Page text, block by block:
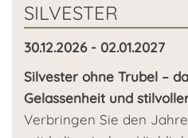
SILVESTER
30.12.2026 - 02.01.2027
Silvester ohne Trubel –
Gelassenheit und
Verbringen Sie den